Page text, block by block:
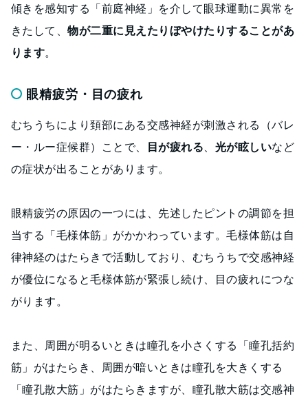
傾きを感知する「前庭神経」を介して眼球運動に異常を
きたして、物が二重に見えたりぼやけたりすることがあ
ります。
眼精疲労・目の疲れ
むちうちにより頚部にある交感神経が刺激される（バレ
ー・ルー症候群）ことで、
目が疲れる 光が眩しいなど
の症状が出ることがあります。
眼精疲労の原因の一つには、先述したピントの調節を担
当する「毛様体筋」がかかわっています。毛様体筋は自
律神経のはたらきで活動しており、むちうちで交感神経
が優位になると毛様体筋が緊張し続け、目の疲れにつな
がります。
また、周囲が明るいときは瞳孔を小さくする「瞳孔括約
筋」がはたらき、周囲が暗いときは瞳孔を大きくする
「瞳孔散大筋」がはたらきますが、瞳孔散大筋は交感神